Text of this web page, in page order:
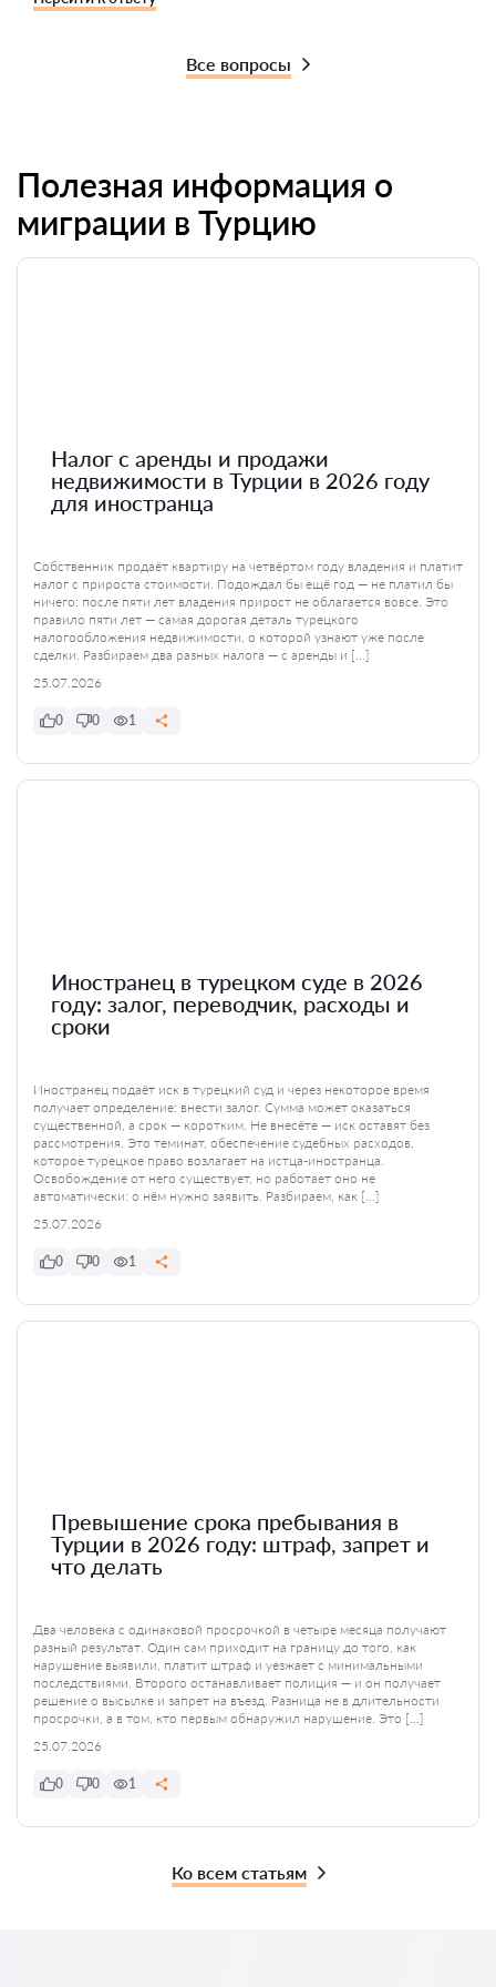
Все вопросы
Полезная информация о
миграции в Турцию
Налог с аренды и продажи
недвижимости в Турции в 2026 году
для иностранца
Собственник продаёт квартиру на четвёртом году владения и платит
налог с прироста стоимости. Подождал бы ещё год — не платил бы
ничего: после пяти лет владения прирост не облагается вовсе. Это
правило пяти лет — самая дорогая деталь турецкого
налогообложения недвижимости, о которой узнают уже после
сделки. Разбираем два разных налога — с аренды и […]
25.07.2026
0 0 1
Иностранец в турецком суде в 2026
году: залог, переводчик, расходы и
сроки
Иностранец подаёт иск в турецкий суд и через некоторое время
получает определение: внести залог. Сумма может оказаться
существенной, а срок — коротким. Не внесёте — иск оставят без
рассмотрения. Это теминат, обеспечение судебных расходов,
которое турецкое право возлагает на истца-иностранца.
Освобождение от него существует, но работает оно не
автоматически: о нём нужно заявить. Разбираем, как […]
25.07.2026
0 0 1
Превышение срока пребывания в
Турции в 2026 году: штраф, запрет и
что делать
Два человека с одинаковой просрочкой в четыре месяца получают
разный результат. Один сам приходит на границу до того, как
нарушение выявили, платит штраф и уезжает с минимальными
последствиями. Второго останавливает полиция — и он получает
решение о высылке и запрет на въезд. Разница не в длительности
просрочки, а в том, кто первым обнаружил нарушение. Это […]
25.07.2026
0 0 1
Ко всем статьям